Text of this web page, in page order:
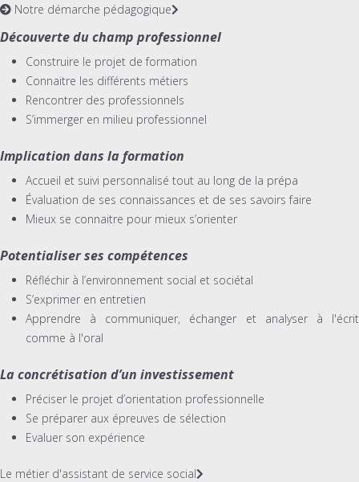
Notre démarche pédagogique
Découverte du champ professionnel
Construire le projet de formation
Connaitre les différents métiers
Rencontrer des professionnels
S’immerger en milieu professionnel
Implication dans la formation
Accueil et suivi personnalisé tout au long de la prépa
Évaluation de ses connaissances et de ses savoirs faire
Mieux se connaitre pour mieux s’orienter
Potentialiser ses compétences
Réfléchir à l’environnement social et sociétal
S’exprimer en entretien
Apprendre à communiquer, échanger et analyser à l'écrit
comme à l'oral
La concrétisation d’un investissement
Préciser le projet d’orientation professionnelle
Se préparer aux épreuves de sélection
Evaluer son expérience
Le métier d'assistant de service social